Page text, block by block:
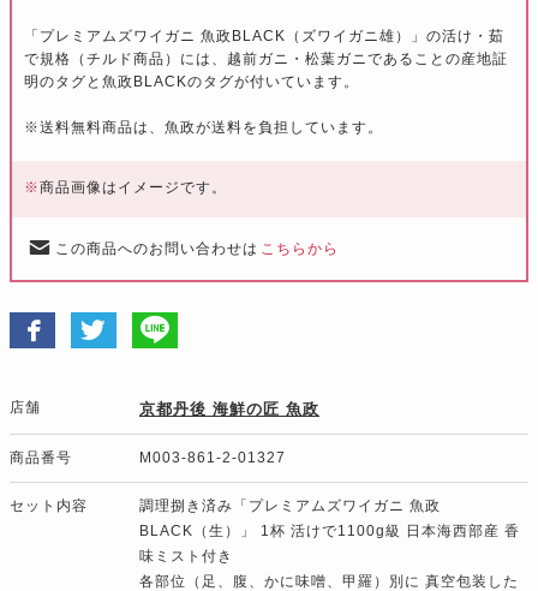
「プレミアムズワイガニ 魚政BLACK（ズワイガニ雄）」の活け・茹
で規格（チルド商品）には、越前ガニ・松葉ガニであることの産地証
明のタグと魚政BLACKのタグが付いています。
※送料無料商品は、魚政が送料を負担しています。
※商品画像はイメージです。
この商品へのお問い合わせは こちらから
店舗 京都丹後 海鮮の匠 魚政
商品番号 M003-861-2-01327
セット内容
調理捌き済み「プレミアムズワイガニ 魚政
BLACK（生）」 1杯 活けで1100g級 日本海西部産 香
味ミスト付き
各部位（足、腹、かに味噌、甲羅）別に 真空包装した